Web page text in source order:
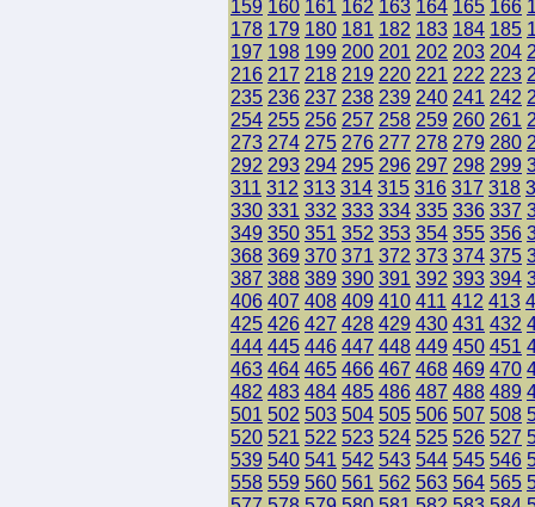
159 160 161 162 163 164 165 166
178 179 180 181 182 183 184 185
197 198 199 200 201 202 203 204
216 217 218 219 220 221 222 223
235 236 237 238 239 240 241 242
254 255 256 257 258 259 260 261
273 274 275 276 277 278 279 280
292 293 294 295 296 297 298 299
311 312 313 314 315 316 317 318
330 331 332 333 334 335 336 337
349 350 351 352 353 354 355 356
368 369 370 371 372 373 374 375
387 388 389 390 391 392 393 394
406 407 408 409 410 411 412 413
425 426 427 428 429 430 431 432
444 445 446 447 448 449 450 451
463 464 465 466 467 468 469 470
482 483 484 485 486 487 488 489
501 502 503 504 505 506 507 508
520 521 522 523 524 525 526 527
539 540 541 542 543 544 545 546
558 559 560 561 562 563 564 565